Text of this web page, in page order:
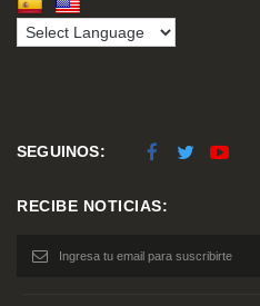
SEGUINOS:
RECIBE NOTICIAS: